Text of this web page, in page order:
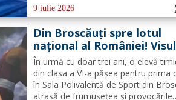
priveşte procedura înlocuirilor:
înlocuiţi au la dispoziţie doar zece
secunde pentru a părăsi...
9 iulie 2026
Din Broscăuți spre lotul
național al României! Visul
Alecsandrei Liteanu
realitate
În urmă cu doar trei ani, o elevă
din clasa a VI-a pășea pentru prima
în Sala Polivalentă de Sport din
atrasă de frumusețea și provocările